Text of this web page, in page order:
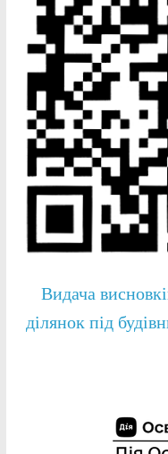
Видача
ділянок під